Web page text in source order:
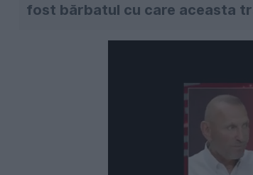
fost bărbatul cu care aceasta